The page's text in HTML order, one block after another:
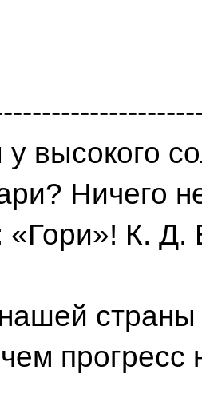
высокого
Ничего
«Гори»! К. Д.
прогресс